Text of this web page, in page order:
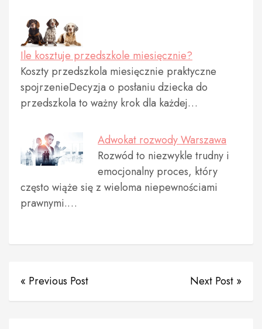
Ile kosztuje przedszkole miesięcznie?
Koszty przedszkola miesięcznie praktyczne
spojrzenieDecyzja o posłaniu dziecka do
przedszkola to ważny krok dla każdej…
Adwokat rozwody Warszawa
Rozwód to niezwykle trudny i
emocjonalny proces, który
często wiąże się z wieloma niepewnościami
prawnymi.…
« Previous Post Next Post »